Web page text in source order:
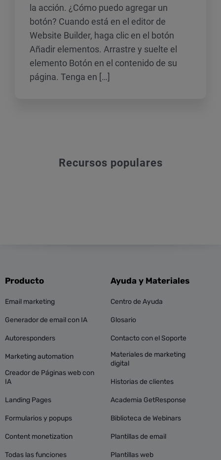
la acción. ¿Cómo puedo agregar un
botón? Cuando está en el editor de
Website Builder, haga clic en el botón
Añadir elementos. Arrastre y suelte el
elemento Botón en el contenido de su
página. Tenga en […]
Recursos populares
Producto
Email marketing
Generador de email con IA
Autoresponders
Marketing automation
Creador de Páginas web con
IA
Landing Pages
Formularios y popups
Content monetization
Todas las funciones
Ayuda y Materiales
Centro de Ayuda
Glosario
Contacto con el Soporte
Materiales de marketing
digital
Historias de clientes
Academia GetResponse
Biblioteca de Webinars
Plantillas de email
Plantillas web